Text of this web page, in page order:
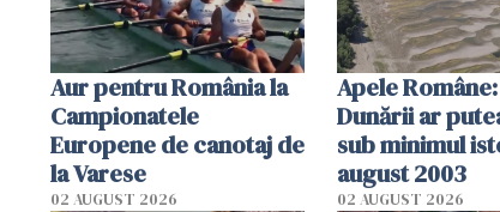
Aur pentru România la
Campionatele
Europene de canotaj de
la Varese
02 AUGUST 2026
Apele
Dunării ar
sub minimul
august 2003
02 AUGUST 2026